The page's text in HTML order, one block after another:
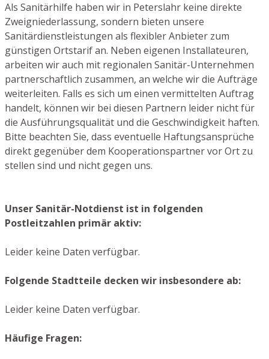
Als Sanitärhilfe haben wir in Peterslahr keine direkte
Zweigniederlassung, sondern bieten unsere
Sanitärdienstleistungen als flexibler Anbieter zum
günstigen Ortstarif an. Neben eigenen Installateuren,
arbeiten wir auch mit regionalen Sanitär-Unternehmen
partnerschaftlich zusammen, an welche wir die Aufträge
weiterleiten. Falls es sich um einen vermittelten Auftrag
handelt, können wir bei diesen Partnern leider nicht für
die Ausführungsqualität und die Geschwindigkeit haften.
Bitte beachten Sie, dass eventuelle Haftungsansprüche
direkt gegenüber dem Kooperationspartner vor Ort zu
stellen sind und nicht gegen uns.
Unser Sanitär-Notdienst ist in folgenden
Postleitzahlen primär aktiv:
Leider keine Daten verfügbar.
Folgende Stadtteile decken wir insbesondere ab:
Leider keine Daten verfügbar.
Häufige Fragen: